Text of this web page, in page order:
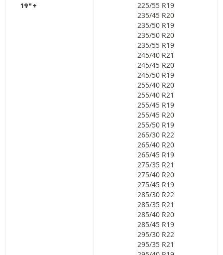
19"+
225/55 R19
235/45 R20
235/50 R19
235/50 R20
235/55 R19
245/40 R21
245/45 R20
245/50 R19
255/40 R20
255/40 R21
255/45 R19
255/45 R20
255/50 R19
265/30 R22
265/40 R20
265/45 R19
275/35 R21
275/40 R20
275/45 R19
285/30 R22
285/35 R21
285/40 R20
285/45 R19
295/30 R22
295/35 R21